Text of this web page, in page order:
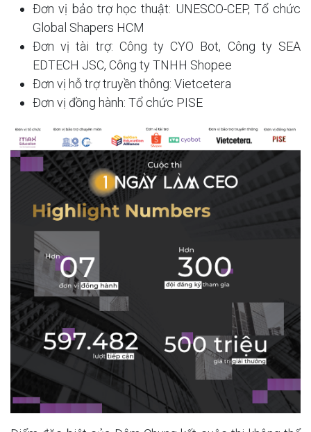
Đơn vị bảo trợ học thuật: UNESCO-CEP, Tổ chức
Global Shapers HCM
Đơn vị tài trợ: Công ty CYO Bot, Công ty SEA
EDTECH JSC, Công ty TNHH Shopee
Đơn vị hỗ trợ truyền thông: Vietcetera
Đơn vị đồng hành: Tổ chức PISE